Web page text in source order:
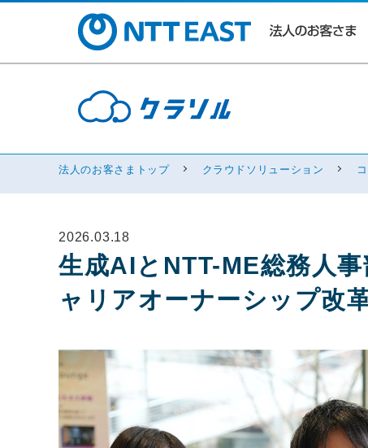
法人のお客さまトップ クラウドソリューション
2026.03.18
生成AIとNTT-ME総務人
ャリアオーナーシップ改